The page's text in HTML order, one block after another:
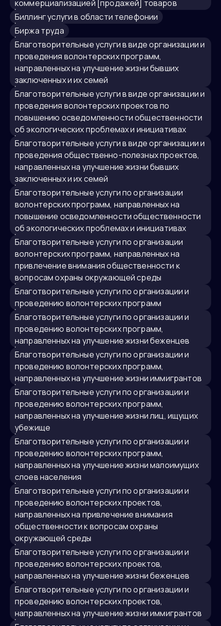
коммерциализацией [продажей] товаров
Биллинг услуги в области телефонии
Биржа труда
благотворительные услуги в виде организации и
проведения волонтерских программ,
направленных на улучшение жизни бывших
заключенных и их семей
благотворительные услуги в виде организации и
проведения волонтерских проектов по
повышению осведомленности общественности
об экологических проблемах и инициативах
благотворительные услуги в виде организации и
проведения общественно-полезных проектов,
направленных на улучшение жизни бывших
заключенных и их семей
благотворительные услуги по организации
волонтерских программ, направленных на
повышение осведомленности общественности
об экологических проблемах и инициативах
благотворительные услуги по организации
волонтерских программ, направленных на
привлечение внимания общественности к
вопросам охраны окружающей среды
благотворительные услуги по организации и
проведению волонтерских программ
благотворительные услуги по организации и
проведению волонтерских программ,
направленных на улучшение жизни беженцев
благотворительные услуги по организации и
проведению волонтерских программ,
направленных на улучшение жизни иммигрантов
благотворительные услуги по организации и
проведению волонтерских программ,
направленных на улучшение жизни лиц, ищущих
убежище
благотворительные услуги по организации и
проведению волонтерских программ,
направленных на улучшение жизни малоимущих
слоев населения
благотворительные услуги по организации и
проведению волонтерских проектов,
направленных на привлечение внимания
общественности к вопросам охраны
окружающей среды
благотворительные услуги по организации и
проведению волонтерских проектов,
направленных на улучшение жизни беженцев
благотворительные услуги по организации и
проведению волонтерских проектов,
направленных на улучшение жизни иммигрантов